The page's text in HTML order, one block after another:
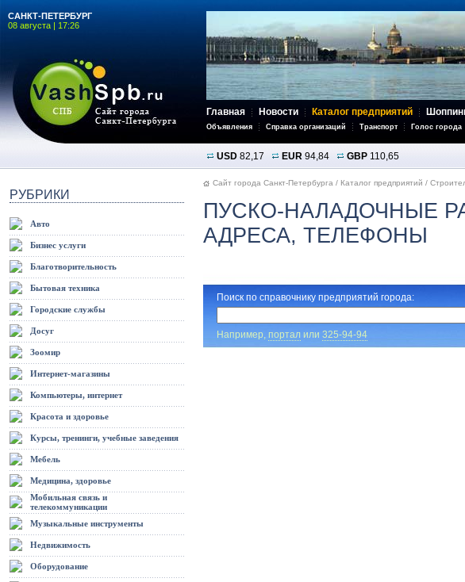
САНКТ-ПЕТЕРБУРГ
08 августа | 17:26
Главная Новости Каталог предприятий
Объявления Справка организаций Транспорт Голос города
USD 82,17 EUR 94,84 GBP 110,65
РУБРИКИ
Авто
Бизнес услуги
Благотворительность
Бытовая техника
Городские службы
Досуг
Зоомир
Интернет-магазины
Компьютеры, интернет
Красота и здоровье
Курсы, тренинги, учебные заведения
Мебель
Медицина, здоровье
Мобильная связь и
телекоммуникации
Музыкальные инструменты
Недвижимость
Оборудование
Сайт города Санкт-Петербурга / Каталог предприятий /
ПУСКО-НАЛАДОЧНЫЕ
АДРЕСА, ТЕЛЕФОНЫ
Поиск по справочнику предприятий города:
Например, портал или 325-94-94